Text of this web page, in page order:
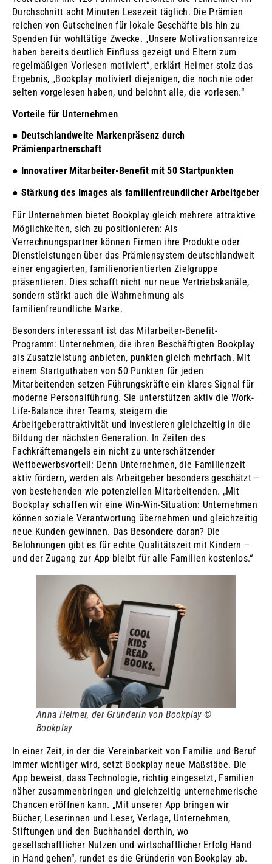
Durchschnitt acht Minuten Lesezeit täglich. Die Prämien
reichen von Gutscheinen für lokale Geschäfte bis hin zu
Spenden für wohltätige Zwecke. „Unsere Motivationsanreize
haben bereits deutlich Einfluss gezeigt und Eltern zum
regelmäßigen Vorlesen motiviert“, erklärt Heimer stolz das
Ergebnis, „Bookplay motiviert diejenigen, die noch nie oder
selten vorgelesen haben, und belohnt alle, die vorlesen.“
Vorteile für Unternehmen
● Deutschlandweite Markenpräsenz durch
Prämienpartnerschaft
● Innovativer Mitarbeiter-Benefit mit 50 Startpunkten
● Stärkung des Images als familienfreundlicher Arbeitgeber
Für Unternehmen bietet Bookplay gleich mehrere attraktive
Möglichkeiten, sich zu positionieren: Als
Verrechnungspartner können Firmen ihre Produkte oder
Dienstleistungen über das Prämiensystem deutschlandweit
einer engagierten, familienorientierten Zielgruppe
präsentieren. Dies schafft nicht nur neue Vertriebskanäle,
sondern stärkt auch die Wahrnehmung als
familienfreundliche Marke.
Besonders interessant ist das Mitarbeiter-Benefit-
Programm: Unternehmen, die ihren Beschäftigten Bookplay
als Zusatzleistung anbieten, punkten gleich mehrfach. Mit
einem Startguthaben von 50 Punkten für jeden
Mitarbeitenden setzen Führungskräfte ein klares Signal für
moderne Personalführung. Sie unterstützen aktiv die Work-
Life-Balance ihrer Teams, steigern die
Arbeitgeberattraktivität und investieren gleichzeitig in die
Bildung der nächsten Generation. In Zeiten des
Fachkräftemangels ein nicht zu unterschätzender
Wettbewerbsvorteil: Denn Unternehmen, die Familienzeit
aktiv fördern, werden als Arbeitgeber besonders geschätzt –
von bestehenden wie potenziellen Mitarbeitenden. „Mit
Bookplay schaffen wir eine Win-Win-Situation: Unternehmen
können soziale Verantwortung übernehmen und gleichzeitig
neue Kunden gewinnen. Das Besondere daran? Die
Belohnungen gibt es für echte Qualitätszeit mit Kindern –
und der Zugang zur App bleibt für alle Familien kostenlos.“
Anna Heimer, der Gründerin von Bookplay ©
Bookplay
In einer Zeit, in der die Vereinbarkeit von Familie und Beruf
immer wichtiger wird, setzt Bookplay neue Maßstäbe. Die
App beweist, dass Technologie, richtig eingesetzt, Familien
näher zusammenbringen und gleichzeitig unternehmerische
Chancen eröffnen kann. „Mit unserer App bringen wir
Bücher, Leserinnen und Leser, Verlage, Unternehmen,
Stiftungen und den Buchhandel dorthin, wo
gesellschaftlicher Nutzen und wirtschaftlicher Erfolg Hand
in Hand gehen“, rundet es die Gründerin von Bookplay ab.